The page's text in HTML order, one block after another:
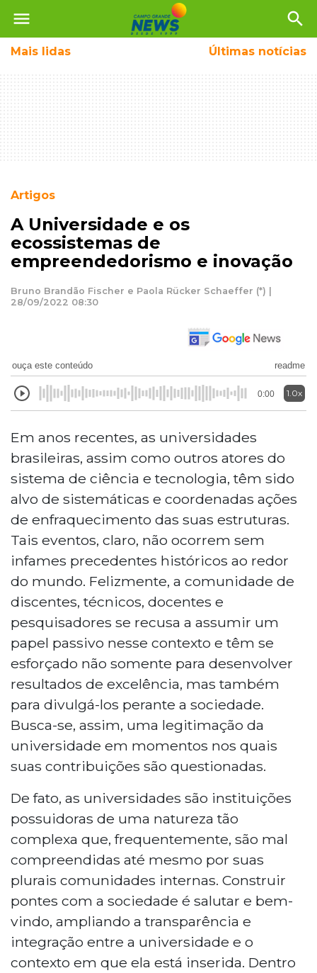
menu search
Mais lidas Últimas notícias
Artigos
A Universidade e os
ecossistemas de
empreendedorismo e inovação
Bruno Brandão Fischer e Paola Rücker Schaeffer (*) |
28/09/2022 08:30
ouça este conteúdo readme
0:00 1.0x
Em anos recentes, as universidades
brasileiras, assim como outros atores do
sistema de ciência e tecnologia, têm sido
alvo de sistemáticas e coordenadas ações
de enfraquecimento das suas estruturas.
Tais eventos, claro, não ocorrem sem
infames precedentes históricos ao redor
do mundo. Felizmente, a comunidade de
discentes, técnicos, docentes e
pesquisadores se recusa a assumir um
papel passivo nesse contexto e têm se
esforçado não somente para desenvolver
resultados de excelência, mas também
para divulgá-los perante a sociedade.
Busca-se, assim, uma legitimação da
universidade em momentos nos quais
suas contribuições são questionadas.
De fato, as universidades são instituições
possuidoras de uma natureza tão
complexa que, frequentemente, são mal
compreendidas até mesmo por suas
plurais comunidades internas. Construir
pontes com a sociedade é salutar e bem-
vindo, ampliando a transparência e
integração entre a universidade e o
contexto em que ela está inserida. Dentro